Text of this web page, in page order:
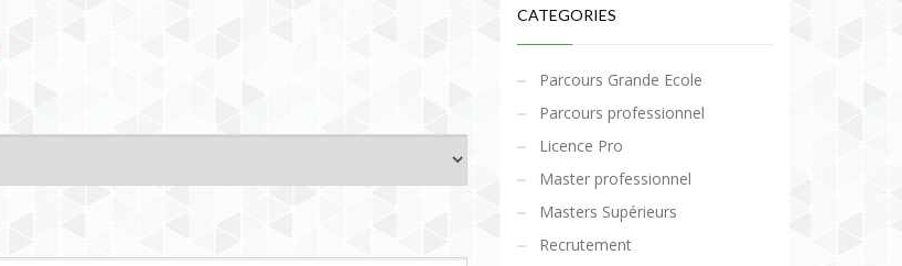
CATEGORIES
Parcours Grande Ecole
Parcours professionnel
Licence Pro
Master professionnel
Masters Supérieurs
Recrutement